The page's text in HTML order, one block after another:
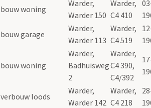
bouw woning
Warder,
Warder 150
Warder,
C4 410
bouw garage
Warder,
Warder 113
Warder,
C4 519
bouw woning
Warder,
Badhuisweg
2
Warder,
C4 390,
C4/392
verbouw loods
Warder,
Warder 142
Warder,
C4 218